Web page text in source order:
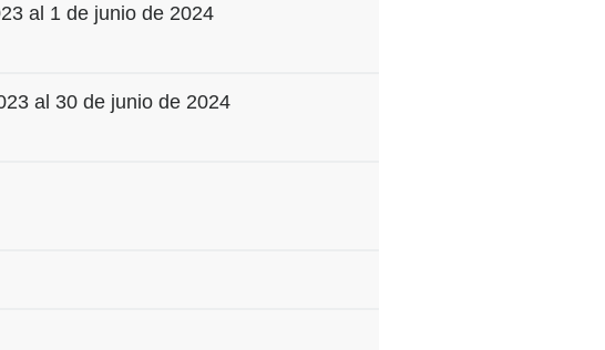
al 1 de junio de 2024
al 30 de junio de 2024